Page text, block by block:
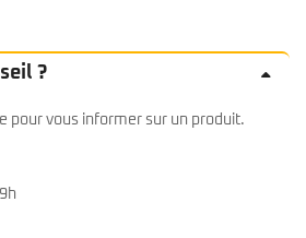
?
pour vous informer sur un produit.